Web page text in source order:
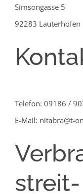
Simsongasse 5
92283 Lauterhofen
Telefon: 09186 /
E-Mail: nitabra@t-
streit­